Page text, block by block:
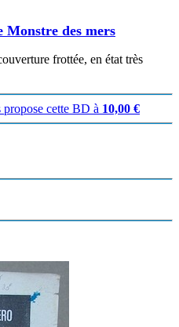
Monstre des mers
frottée, en état très
propose cette BD à 10,00 €